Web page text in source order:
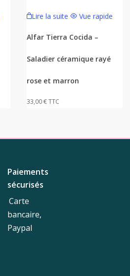
Lire la suite Vue rapide
Alfar Tierra Cocida –
Saladier céramique rayé
rose et marron
33,00€TTC
Paiements
sécurisés
Carte
bancaire,
Paypal